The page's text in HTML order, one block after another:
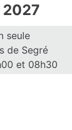
2027
seule
de Segré
et 08h30